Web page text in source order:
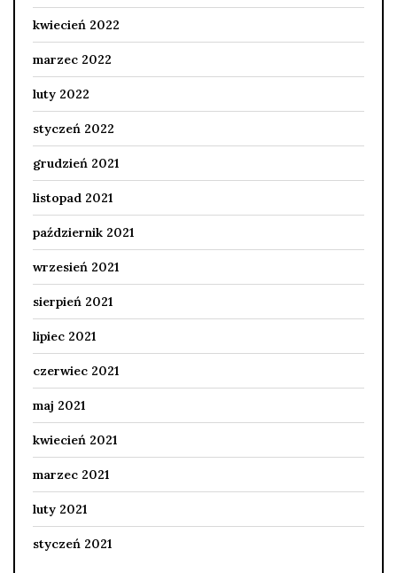
kwiecień 2022
marzec 2022
luty 2022
styczeń 2022
grudzień 2021
listopad 2021
październik 2021
wrzesień 2021
sierpień 2021
lipiec 2021
czerwiec 2021
maj 2021
kwiecień 2021
marzec 2021
luty 2021
styczeń 2021